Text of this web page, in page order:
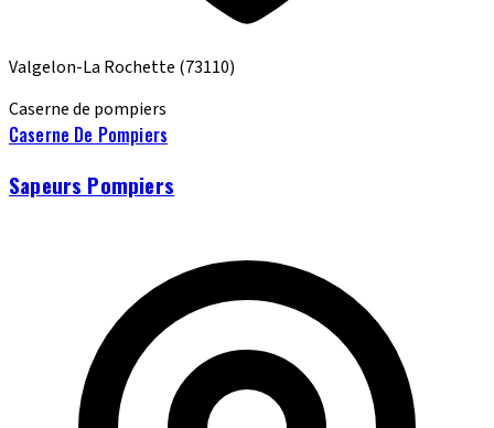
Valgelon-La Rochette (73110)
Caserne de pompiers
Caserne De Pompiers
Sapeurs Pompiers